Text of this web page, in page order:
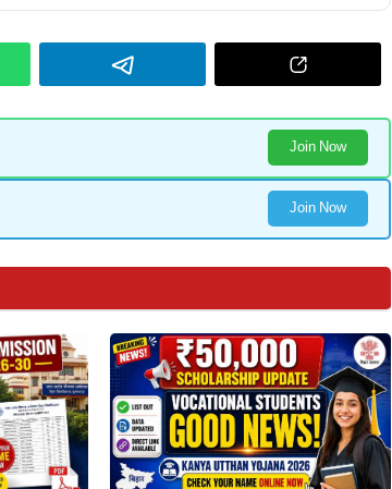
Join Now
Join Now